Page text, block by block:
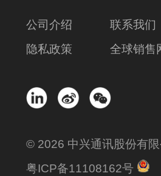
公司介绍 联系我们
隐私政策
全球销售
© 2026 中兴通讯股份有
粤ICP备11108162号